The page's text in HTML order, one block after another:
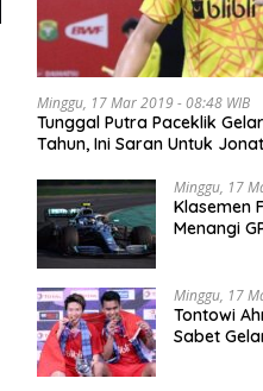
Minggu, 17 Mar 2019 - 08:48 WIB
Tunggal Putra Paceklik
Tahun, Ini Saran Untuk
Minggu, 17
Klasemen
Menangi
Minggu, 17
Tontowi
Sabet